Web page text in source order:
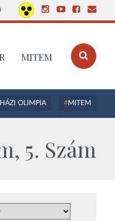
MITEM
OLIMPIA MITEM
5. Szám